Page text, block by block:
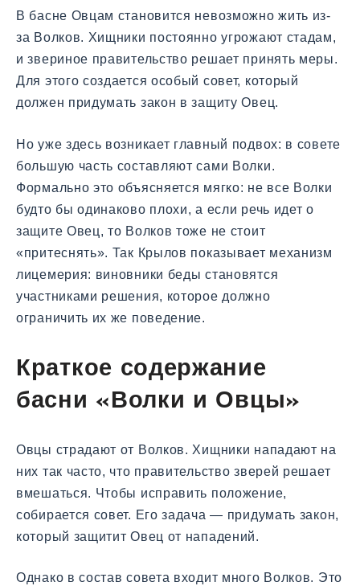
В басне Овцам становится невозможно жить из-
за Волков. Хищники постоянно угрожают стадам,
и звериное правительство решает принять меры.
Для этого создается особый совет, который
должен придумать закон в защиту Овец.
Но уже здесь возникает главный подвох: в совете
большую часть составляют сами Волки.
Формально это объясняется мягко: не все Волки
будто бы одинаково плохи, а если речь идет о
защите Овец, то Волков тоже не стоит
«притеснять». Так Крылов показывает механизм
лицемерия: виновники беды становятся
участниками решения, которое должно
ограничить их же поведение.
Краткое содержание
басни «Волки и Овцы»
Овцы страдают от Волков. Хищники нападают на
них так часто, что правительство зверей решает
вмешаться. Чтобы исправить положение,
собирается совет. Его задача — придумать закон,
который защитит Овец от нападений.
Однако в состав совета входит много Волков. Это